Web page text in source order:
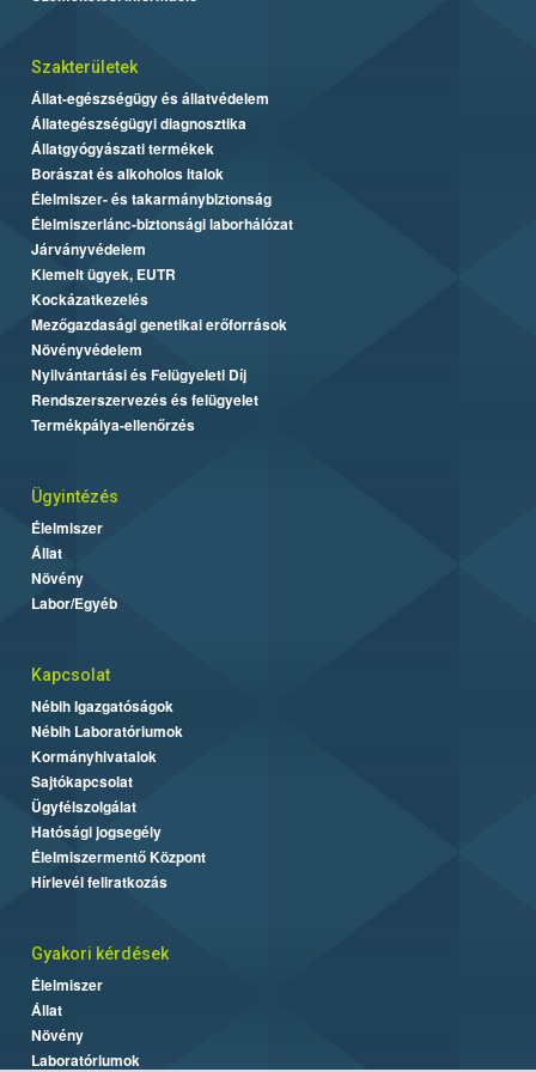
Szakterületek
Állat-egészségügy és állatvédelem
Állategészségügyi diagnosztika
Állatgyógyászati termékek
Borászat és alkoholos italok
Élelmiszer- és takarmánybiztonság
Élelmiszerlánc-biztonsági laborhálózat
Járványvédelem
Kiemelt ügyek, EUTR
Kockázatkezelés
Mezőgazdasági genetikai erőforrások
Növényvédelem
Nyilvántartási és Felügyeleti Díj
Rendszerszervezés és felügyelet
Termékpálya-ellenőrzés
Ügyintézés
Élelmiszer
Állat
Növény
Labor/Egyéb
Kapcsolat
Nébih Igazgatóságok
Nébih Laboratóriumok
Kormányhivatalok
Sajtókapcsolat
Ügyfélszolgálat
Hatósági jogsegély
Élelmiszermentő Központ
Hírlevél feliratkozás
Gyakori kérdések
Élelmiszer
Állat
Növény
Laboratóriumok